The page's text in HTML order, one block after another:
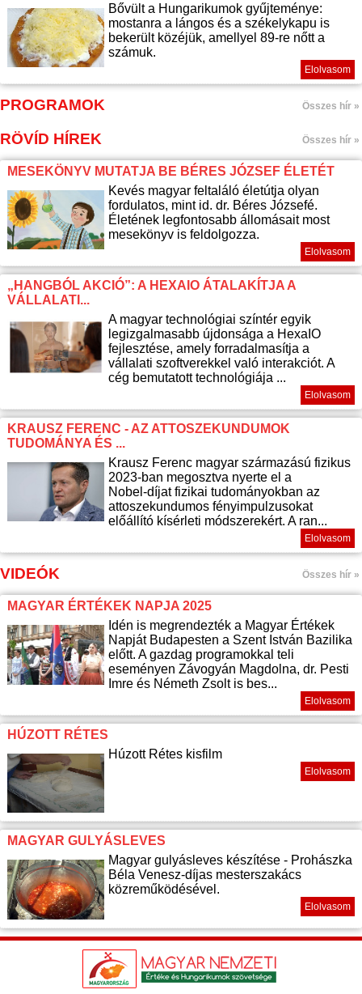
Bővült a Hungarikumok gyűjteménye:
mostanra a lángos és a székelykapu is
bekerült közéjük, amellyel 89-re nőtt a
számuk.
Elolvasom
PROGRAMOK Összes hír »
RÖVÍD HÍREK Összes hír »
MESEKÖNYV MUTATJA BE BÉRES JÓZSEF ÉLETÉT
Kevés magyar feltaláló életútja olyan
fordulatos, mint id. dr. Béres Józsefé.
Életének legfontosabb állomásait most
mesekönyv is feldolgozza.
Elolvasom
„HANGBÓL AKCIÓ”: A HEXAIO ÁTALAKÍTJA A
VÁLLALATI...
A magyar technológiai színtér egyik
legizgalmasabb újdonsága a HexaIO
fejlesztése, amely forradalmasítja a
vállalati szoftverekkel való interakciót. A
cég bemutatott technológiája ...
Elolvasom
KRAUSZ FERENC - AZ ATTOSZEKUNDUMOK
TUDOMÁNYA ÉS ...
Krausz Ferenc magyar származású fizikus
2023-ban megosztva nyerte el a
Nobel‑díjat fizikai tudományokban az
attoszekundumos fényimpulzusokat
előállító kísérleti módszerekért. A ran...
Elolvasom
VIDEÓK Összes hír »
MAGYAR ÉRTÉKEK NAPJA 2025
Idén is megrendezték a Magyar Értékek
Napját Budapesten a Szent István Bazilika
előtt. A gazdag programokkal teli
eseményen Závogyán Magdolna, dr. Pesti
Imre és Németh Zsolt is bes...
Elolvasom
HÚZOTT RÉTES
Húzott Rétes kisfilm
Elolvasom
MAGYAR GULYÁSLEVES
Magyar gulyásleves készítése - Prohászka
Béla Venesz-díjas mesterszakács
közreműködésével.
Elolvasom